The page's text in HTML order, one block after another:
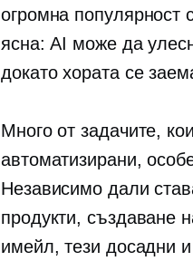
огромна популярност
ясна: AI може да
докато хората се
Много от задачите,
автоматизирани,
Независимо дали
продукти, създаване
имейл, тези досадни и